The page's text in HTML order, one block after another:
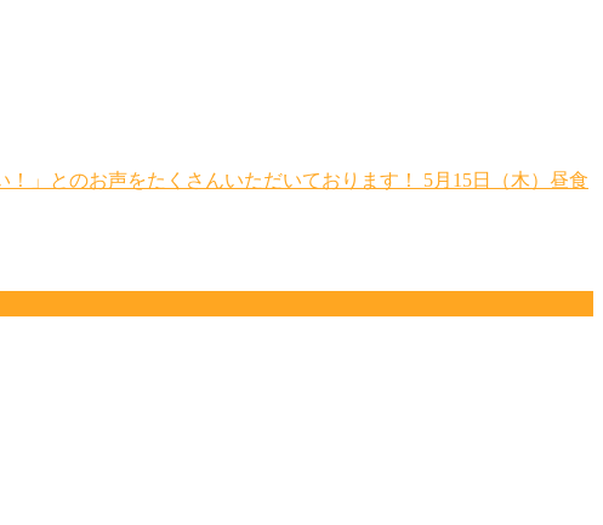
」とのお声をたくさんいただいております！ 5月15日（木）昼食